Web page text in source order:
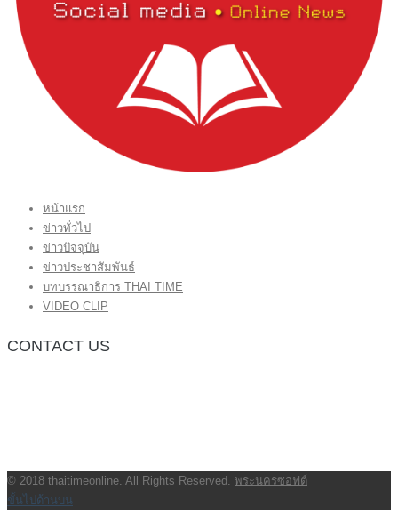
หน้าแรก
ข่าวทั่วไป
ข่าวปัจจุบัน
ข่าวประชาสัมพันธ์
บทบรรณาธิการ THAI TIME
VIDEO CLIP
CONTACT US
© 2018 thaitimeonline. All Rights Reserved. พระนครซอฟต์
ขั้นไปด้านบน